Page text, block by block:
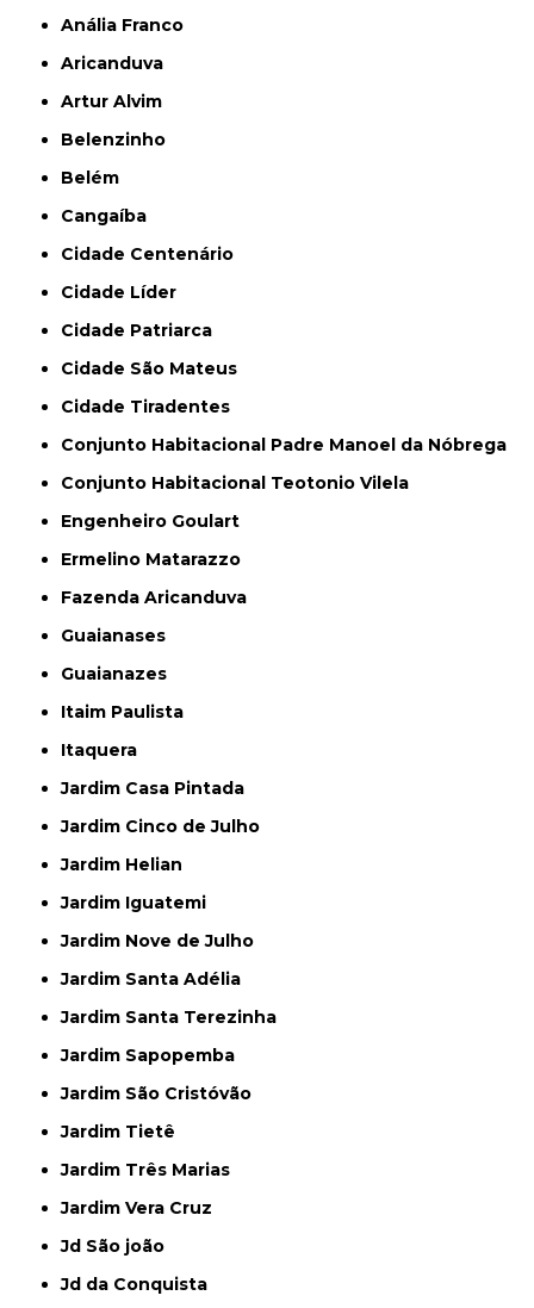
Anália Franco
Aricanduva
Artur Alvim
Belenzinho
Belém
Cangaíba
Cidade Centenário
Cidade Líder
Cidade Patriarca
Cidade São Mateus
Cidade Tiradentes
Conjunto Habitacional Padre Manoel da Nóbrega
Conjunto Habitacional Teotonio Vilela
Engenheiro Goulart
Ermelino Matarazzo
Fazenda Aricanduva
Guaianases
Guaianazes
Itaim Paulista
Itaquera
Jardim Casa Pintada
Jardim Cinco de Julho
Jardim Helian
Jardim Iguatemi
Jardim Nove de Julho
Jardim Santa Adélia
Jardim Santa Terezinha
Jardim Sapopemba
Jardim São Cristóvão
Jardim Tietê
Jardim Três Marias
Jardim Vera Cruz
Jd São joão
Jd da Conquista